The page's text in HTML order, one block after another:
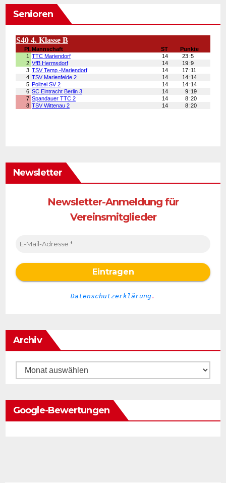
Senioren
Newsletter
Newsletter-Anmeldung für
Vereinsmitglieder
Datenschutzerklärung.
Archiv
Archiv
Google-Bewertungen